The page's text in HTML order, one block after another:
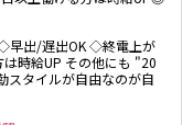
早出/遅出OK ◇終電上が
時給UP その他にも "20
スタイルが自由なのが自